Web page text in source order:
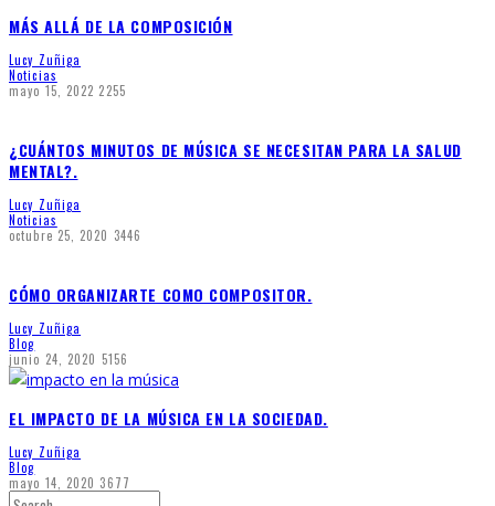
MÁS ALLÁ DE LA COMPOSICIÓN
Lucy Zuñiga
Noticias
mayo 15, 2022 2255
¿CUÁNTOS MINUTOS DE MÚSICA SE NECESITAN PARA LA SALUD
MENTAL?.
Lucy Zuñiga
Noticias
octubre 25, 2020 3446
CÓMO ORGANIZARTE COMO COMPOSITOR.
Lucy Zuñiga
Blog
junio 24, 2020 5156
EL IMPACTO DE LA MÚSICA EN LA SOCIEDAD.
Lucy Zuñiga
Blog
mayo 14, 2020 3677